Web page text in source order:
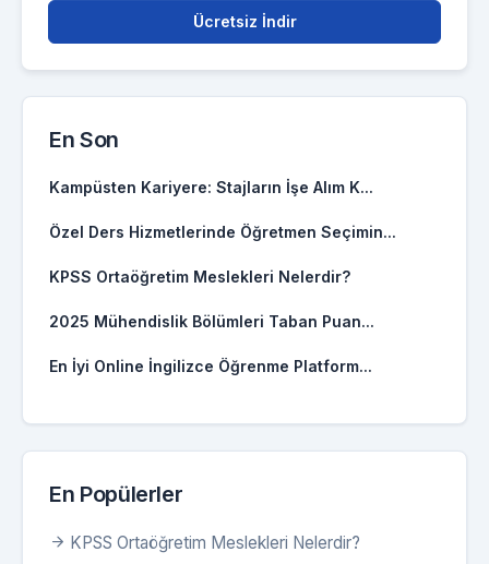
Ücretsiz İndir
En Son
Kampüsten Kariyere: Stajların İşe Alım K...
Özel Ders Hizmetlerinde Öğretmen Seçimin...
KPSS Ortaöğretim Meslekleri Nelerdir?
2025 Mühendislik Bölümleri Taban Puan...
En İyi Online İngilizce Öğrenme Platform...
En Popülerler
KPSS Ortaöğretim Meslekleri Nelerdir?